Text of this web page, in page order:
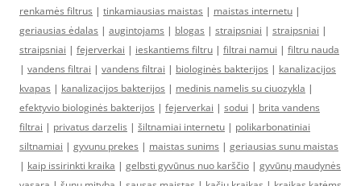
renkamės filtrus | tinkamiausias maistas | maistas internetu |
geriausias ėdalas | augintojams | blogas | straipsniai | straipsniai |
straipsniai | fejerverkai | ieskantiems filtru | filtrai namui | filtru nauda
| vandens filtrai | vandens filtrai | biologinės bakterijos | kanalizacijos
kvapas | kanalizacijos bakterijos | medinis namelis su ciuozykla |
efektyvio biologinės bakterijos | fejerverkai | sodui | brita vandens
filtrai | privatus darzelis | šiltnamiai internetu | polikarbonatiniai
siltnamiai | gyvunu prekes | maistas sunims | geriausias sunu maistas
| kaip issirinkti kraika | gelbsti gyvūnus nuo karščio | gyvūnų maudynės